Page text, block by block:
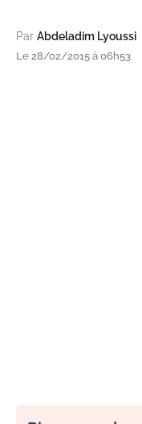
Par Abdeladim Lyoussi
Le 28/02/2015 à 06h53